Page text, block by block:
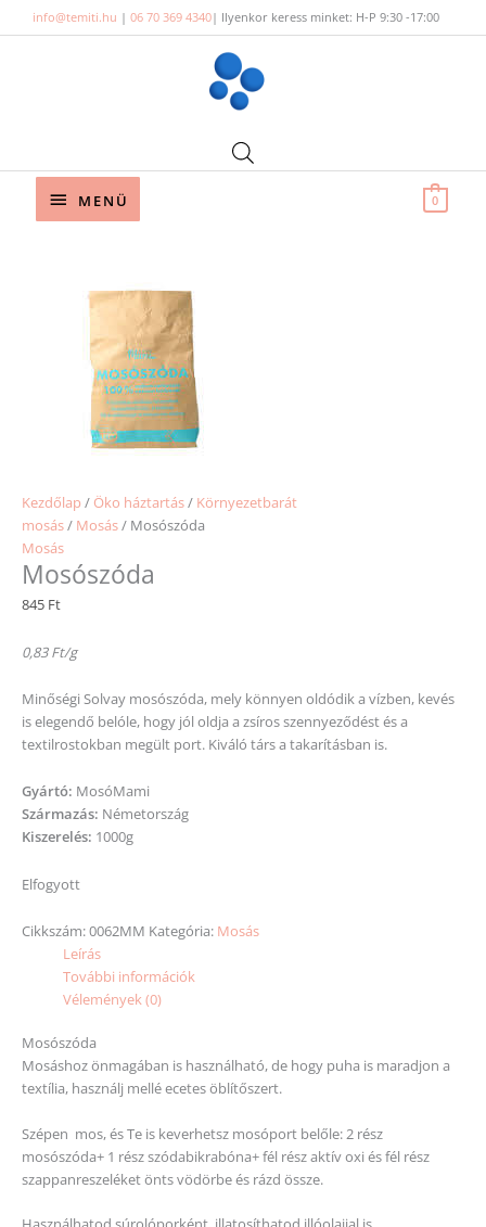
to
info@temiti.hu | 06 70 369 4340| Ilyenkor keress minket: H-P 9:30 -17:00
Below
MENÜ 0
Kezdőlap / Öko háztartás/ Környezetbarát
mosás/ Mosás/ Mosószóda
Mosás
Mosószóda
845 Ft
0,83 Ft/g
Minőségi Solvay mosószóda, mely könnyen oldódik a vízben, kevés
is elegendő belóle, hogy jól oldja a zsíros szennyeződést és a
textilrostokban megült port. Kiváló társ a takarításban is.
Gyártó: MosóMami
Származás: Németország
Kiszerelés: 1000g
Elfogyott
Cikkszám:0062MM Kategória: Mosás
Leírás
További információk
Vélemények (0)
Mosószóda
Mosáshoz önmagában is használható, de hogy puha is maradjon a
textília, használj mellé ecetes öblítőszert.
Szépen mos, és Te is keverhetsz mosóport belőle: 2 rész
mosószóda+ 1 rész szódabikrabóna+ fél rész aktív oxi és fél rész
szappanreszeléket önts vödörbe és rázd össze.